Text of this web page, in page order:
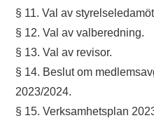
§ 11. Val av
§ 12. Val av valberedning.
§ 13. Val av revisor.
§ 14. Beslut om
2023/2024.
§ 15. Verksamhetsplan